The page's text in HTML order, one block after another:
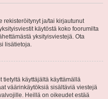
rekisteröitynyt ja/tai kirjautunut
käytöstä koko foorumilta
yksityisviestejä. Ota
lisätietoja.
tietyltä käyttäjältä käyttämällä
väärinkäytöksiä sisältäviä viestejä
Heillä on oikeudet estää